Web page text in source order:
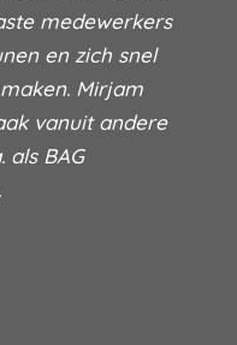
medewerkers
en zich snel
Mirjam
vanuit andere
als BAG